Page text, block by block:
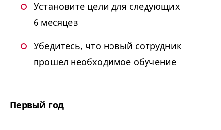
Установите цели для следующих
6 месяцев
Убедитесь, что новый сотрудник
прошел необходимое обучение
Первый год